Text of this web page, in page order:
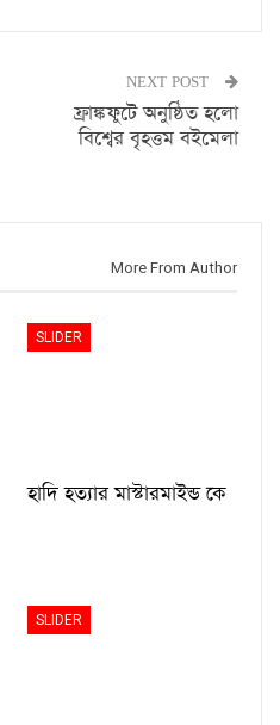
NEXT POST
ফ্রাঙ্কফুটে অনুষ্ঠিত হলো
বিশ্বের বৃহত্তম বইমেলা
More From Author
SLIDER
হাদি হত্যার মাস্টারমাইন্ড কে
SLIDER